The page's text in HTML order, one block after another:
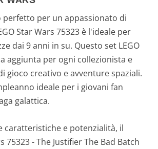
perfetto per un appassionato di
Star Wars 75323 è l'ideale per
dai 9 anni in su. Questo set LEGO
aggiunta per ogni collezionista e
gioco creativo e avventure spaziali.
ideale per i giovani fan
galattica.
caratteristiche e potenzialità, il
75323 - The Justifier The Bad Batch